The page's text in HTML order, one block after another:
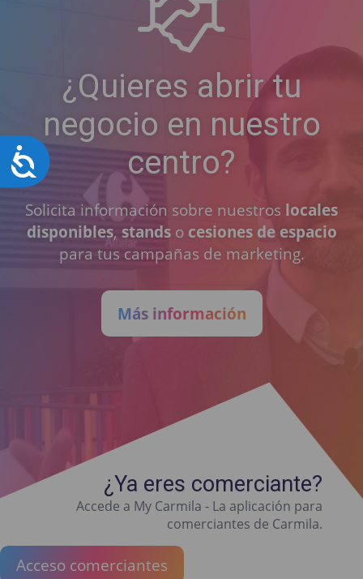
Accesibilidad
¿Quieres abrir tu
negocio en nuestro
centro?
Solicita información sobre nuestros locales
disponibles, standso cesiones de espacio
para tus campañas de marketing.
Más información
¿Ya eres comerciante?
Accede a My Carmila - La aplicación para
comerciantes de Carmila.
Acceso comerciantes